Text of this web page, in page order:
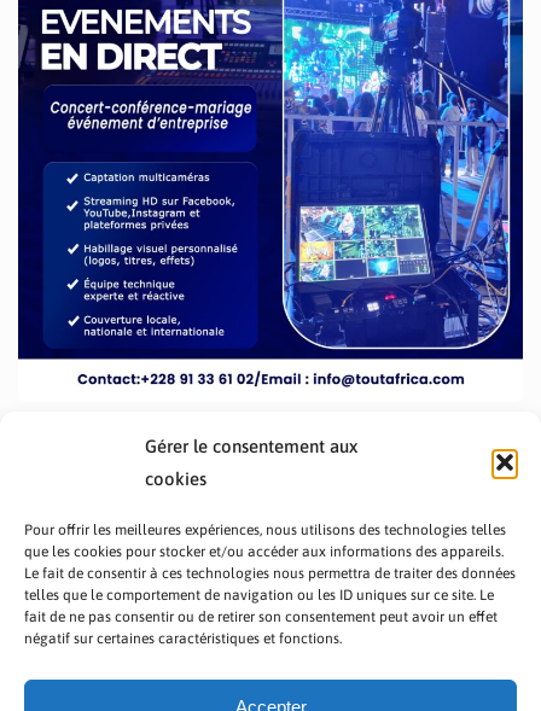
Gérer le consentement aux
cookies
Pour offrir les meilleures expériences, nous utilisons des technologies telles
que les cookies pour stocker et/ou accéder aux informations des appareils.
Le fait de consentir à ces technologies nous permettra de traiter des données
telles que le comportement de navigation ou les ID uniques sur ce site. Le
fait de ne pas consentir ou de retirer son consentement peut avoir un effet
négatif sur certaines caractéristiques et fonctions.
Accepter
PRÉSENTATION TOUTAFRICA
A PROPOS